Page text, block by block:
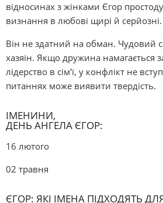
відносинах з жінками Єгор
визнання в любові щирі й серйозні.
Він не здатний на обман. Чудовий
хазяїн. Якщо дружина намагається
лідерство в сім'ї, у конфлікт не
питаннях може виявити твердість.
ІМЕНИНИ,
ДЕНЬ АНГЕЛА ЄГОР:
16 лютого
02 травня
ЄГОР: ЯКІ ІМЕНА ПІДХОДЯТЬ